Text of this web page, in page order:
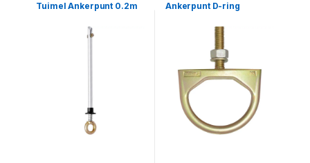
Tuimel Ankerpunt 0.2m Ankerpunt D-ring